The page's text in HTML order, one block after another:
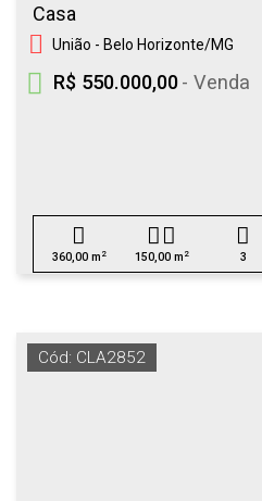
Casa
União - Belo Horizonte/MG
R$ 550.000,00- Venda
360,00 m 2 150,00 m 2 3
Cód: CLA2852